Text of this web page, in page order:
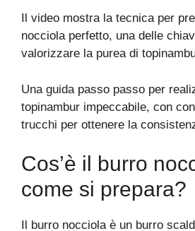
Il video mostra la tecnica per
nocciola perfetto, una delle
valorizzare la purea di
Una guida passo passo per
topinambur impeccabile, con
trucchi per ottenere la
Cos’è il burro
come si prepara?
Il burro nocciola è un burro